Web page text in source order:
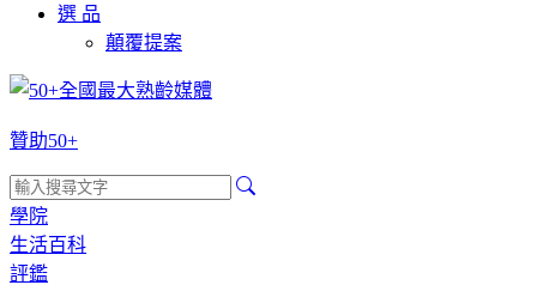
選 品
顛覆提案
贊助50+
學院
生活百科
評鑑